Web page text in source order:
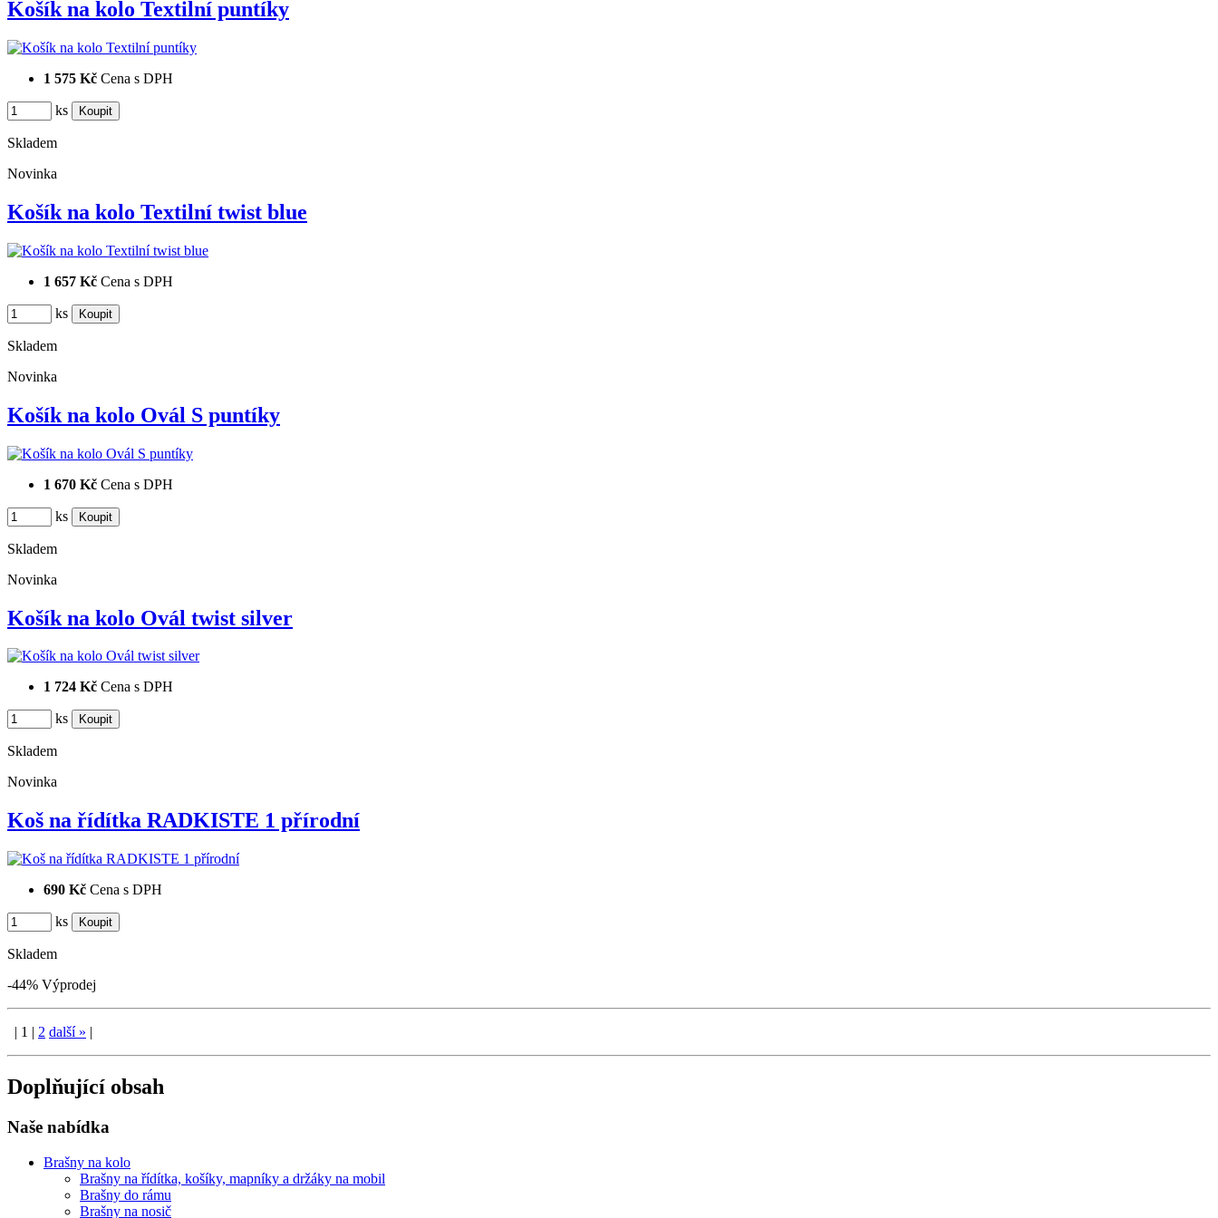
Košík na kolo Textilní puntíky
1 575 Kč Cena s DPH
ks
Skladem
Novinka
Košík na kolo Textilní twist blue
1 657 Kč Cena s DPH
ks
Skladem
Novinka
Košík na kolo Ovál S puntíky
1 670 Kč Cena s DPH
ks
Skladem
Novinka
Košík na kolo Ovál twist silver
1 724 Kč Cena s DPH
ks
Skladem
Novinka
Koš na řídítka RADKISTE 1 přírodní
690 Kč Cena s DPH
ks
Skladem
-44% Výprodej
| 1 | 2 další» |
Doplňující obsah
Naše nabídka
Brašny na kolo
Brašny na řídítka, košíky, mapníky a držáky na mobil
Brašny do rámu
Brašny na nosič